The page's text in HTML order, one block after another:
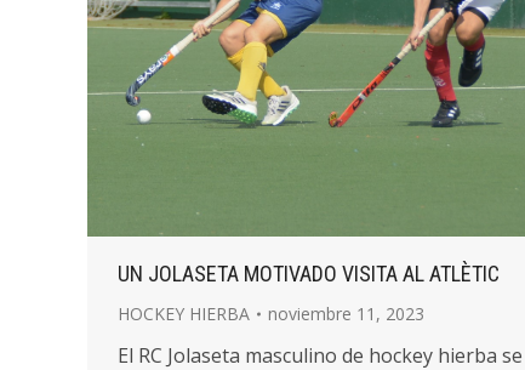
UN JOLASETA MOTIVADO VISITA AL ATLÈTIC
HOCKEY HIERBA noviembre 11, 2023
El RC Jolaseta masculino de hockey hierba se